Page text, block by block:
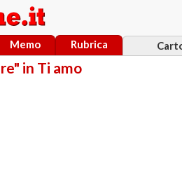
Memo Rubrica
in Ti amo